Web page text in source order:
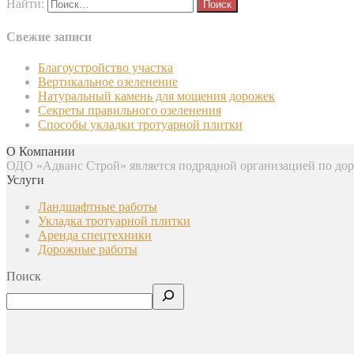
Найти:
Свежие записи
Благоустройство участка
Вертикальное озеленение
Натуральный камень для мощения дорожек
Секреты правильного озеленения
Способы укладки тротуарной плитки
О Компании
ОДО «Адванс Строй» является подрядной организацией по
Услуги
Ландшафтные работы
Укладка тротуарной плитки
Аренда спецтехники
Дорожные работы
Поиск